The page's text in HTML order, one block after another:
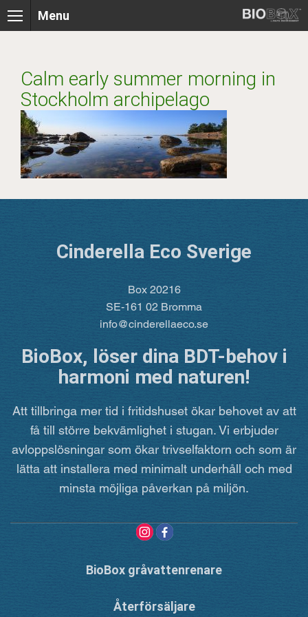
Menu
Calm early summer morning in
Stockholm archipelago
Cinderella Eco Sverige
Box 20216
SE-161 02 Bromma
info@cinderellaeco.se
BioBox, löser dina BDT-behov i
harmoni med naturen!
Att tillbringa mer tid i fritidshuset ökar behovet av att
få till större bekvämlighet i stugan. Vi erbjuder
avloppslösningar som ökar trivselfaktorn och som är
lätta att installera med minimalt underhåll och med
minsta möjliga påverkan på miljön.
BioBox gråvattenrenare
Återförsäljare